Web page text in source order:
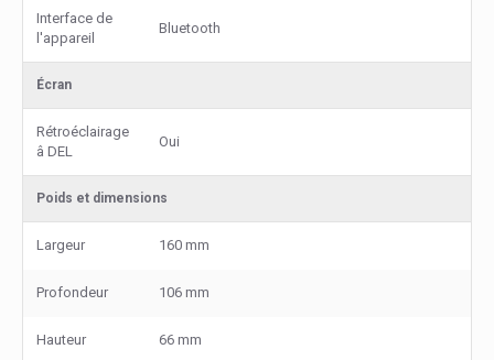
Interface de
l'appareil
Bluetooth
Écran
Rétroéclairage
â DEL
Oui
Poids et dimensions
Largeur 160 mm
Profondeur 106 mm
Hauteur 66 mm